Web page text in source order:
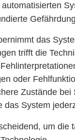
das
trifft die
oder
Zustände bei
das System
um die